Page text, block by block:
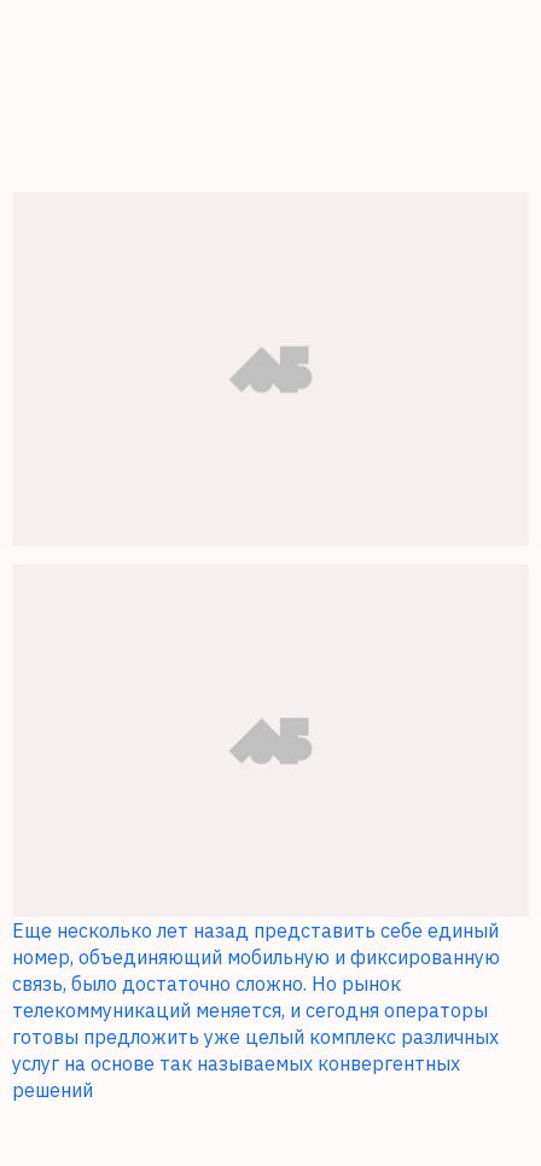
Еще несколько лет назад представить себе единый
номер, объединяющий мобильную и фиксированную
связь, было достаточно сложно. Но рынок
телекоммуникаций меняется, и сегодня операторы
готовы предложить уже целый комплекс различных
услуг на основе так называемых конвергентных
решений